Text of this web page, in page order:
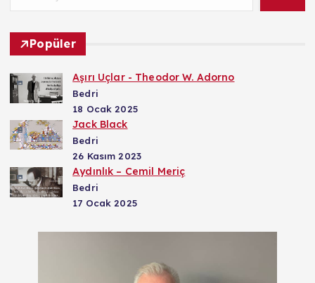
Popüler
Aşırı Uçlar - Theodor W. Adorno
Bedri
18 Ocak 2025
Jack Black
Bedri
26 Kasım 2023
Aydınlık – Cemil Meriç
Bedri
17 Ocak 2025